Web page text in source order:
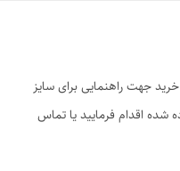
جهت راهنمایی برای سایز
شده اقدام فرمایید یا تماس